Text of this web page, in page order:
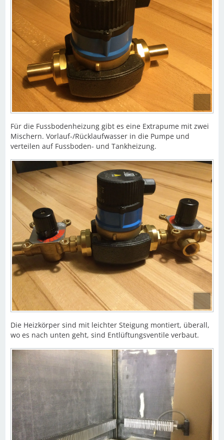
Für die Fussbodenheizung gibt es eine Extrapume mit zwei
Mischern. Vorlauf-/Rücklaufwasser in die Pumpe und
verteilen auf Fussboden- und Tankheizung.
Die Heizkörper sind mit leichter Steigung montiert, überall,
wo es nach unten geht, sind Entlüftungsventile verbaut.